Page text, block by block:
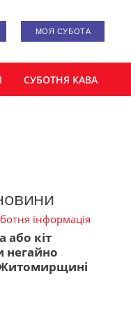
МОЯ СУБОТА
СУБОТНЯ КАВА
інформація
або кіт
негайно
Житомирщині